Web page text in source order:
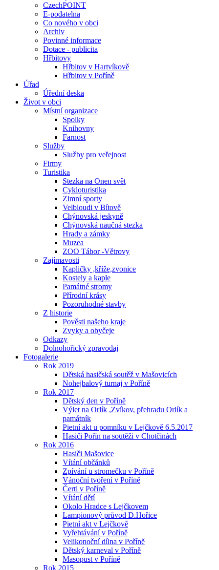
CzechPOINT
E-podatelna
Co nového v obci
Archiv
Povinné informace
Dotace - publicita
Hřbitovy
Hřbitov v Hartvíkově
Hřbitov v Poříně
Úřad
Úřední deska
Život v obci
Místní organizace
Spolky
Knihovny
Farnost
Služby
Služby pro veřejnost
Firmy
Turistika
Stezka na Onen svět
Cykloturistika
Zimní sporty
Velbloudi v Bítově
Chýnovská jeskyně
Chýnovská naučná stezka
Hrady a zámky
Muzea
ZOO Tábor -Větrovy
Zajímavosti
Kapličky ,kříže,zvonice
Kostely a kaple
Památné stromy
Přírodní krásy
Pozoruhodné stavby
Z historie
Pověsti našeho kraje
Zvyky a obyčeje
Odkazy
Dolnohořický zpravodaj
Fotogalerie
Rok 2019
Dětská hasičská soutěž v Mašovicích
Nohejbalový turnaj v Poříně
Rok 2017
Dětský den v Poříně
Výlet na Orlík ,Zvíkov, přehradu Orlík a
památník
Pietní akt u pomníku v Lejčkově 6.5.2017
Hasiči Pořín na soutěži v Chotčinách
Rok 2016
Hasiči Mašovice
Vítání občánků
Zpívání u stromečku v Poříně
Vánoční tvoření v Poříně
Čerti v Poříně
Vítání dětí
Okolo Hradce s Lejčkovem
Lampionový průvod D.Hořice
Pietní akt v Lejčkově
Vyřehtávání v Poříně
Velikonoční dílna v Poříně
Dětský karneval v Poříně
Masopust v Poříně
Rok 2015